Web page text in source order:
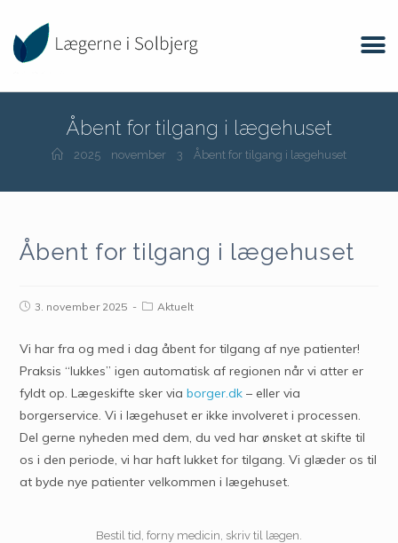
Åbent for tilgang i lægehuset
2025 november 3 Åbent for tilgang i lægehuset
Åbent for tilgang i lægehuset
3. november 2025 Aktuelt
Vi har fra og med i dag åbent for tilgang af nye patienter!
Praksis “lukkes” igen automatisk af regionen når vi atter er
fyldt op. Lægeskifte sker viaborger.dk – eller via
borgerservice. Vi i lægehuset er ikke involveret i processen.
Del gerne nyheden med dem, du ved har ønsket at skifte til
os i den periode, vi har haft lukket for tilgang. Vi glæder os til
at byde nye patienter velkommen i lægehuset.
Bestil tid, forny medicin, skriv til lægen.